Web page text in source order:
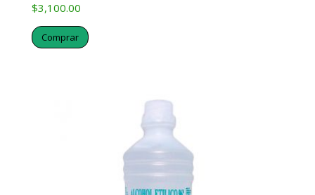
$3,100.00
Comprar